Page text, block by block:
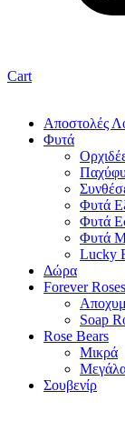
Cart
Αποστολές
Φυτά
Φυτά
Φυτά
Φυτά
Lucky
Δώρα
Forever Roses
Soap
Rose Βears
Μικρά
Σουβενίρ